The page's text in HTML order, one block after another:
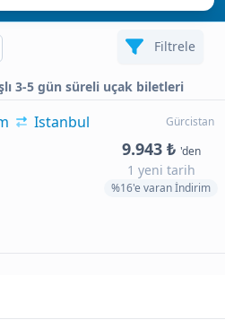
Filtrele
3-5 gün süreli uçak biletleri
Gürcistan
Istanbul
9.943 ₺ 'den
1 yeni tarih
%16'e varan İndirim